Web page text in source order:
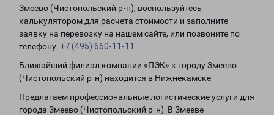
Змеево (Чистопольский р-н), воспользуйтесь
калькулятором для расчета стоимости и заполните
заявку на перевозку на нашем сайте, или позвоните по
телефону: +7 (495) 660-11-11
Ближайший филиал компании «ПЭК» к городу Змеево
(Чистопольский р-н) находится в Нижнекамске.
Предлагаем профессиональные логистические услуги для
города Змеево (Чистопольский р-н). В Змееве